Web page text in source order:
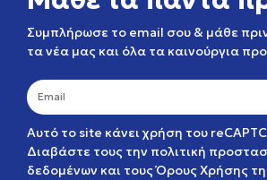
Συμπλήρωσε το email σου & μάθε
τα νέα μας και όλα τα καινούργια
Αυτό το site κάνει χρήση του
Διαβάστε τους την πολιτική
δεδομένων και τουςΌρους Χρήσης